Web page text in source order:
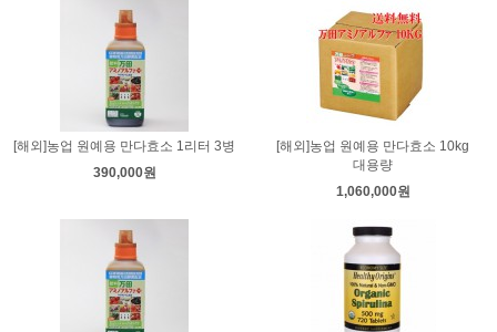
[해외]농업 원예용 만다효소 1리터 3병
390,000원
[해외]농업 원예용 만다효소 10kg
대용량
1,060,000원